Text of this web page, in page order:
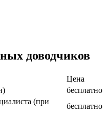
доводчиков
Цена
бесплатно
(при
бесплатно